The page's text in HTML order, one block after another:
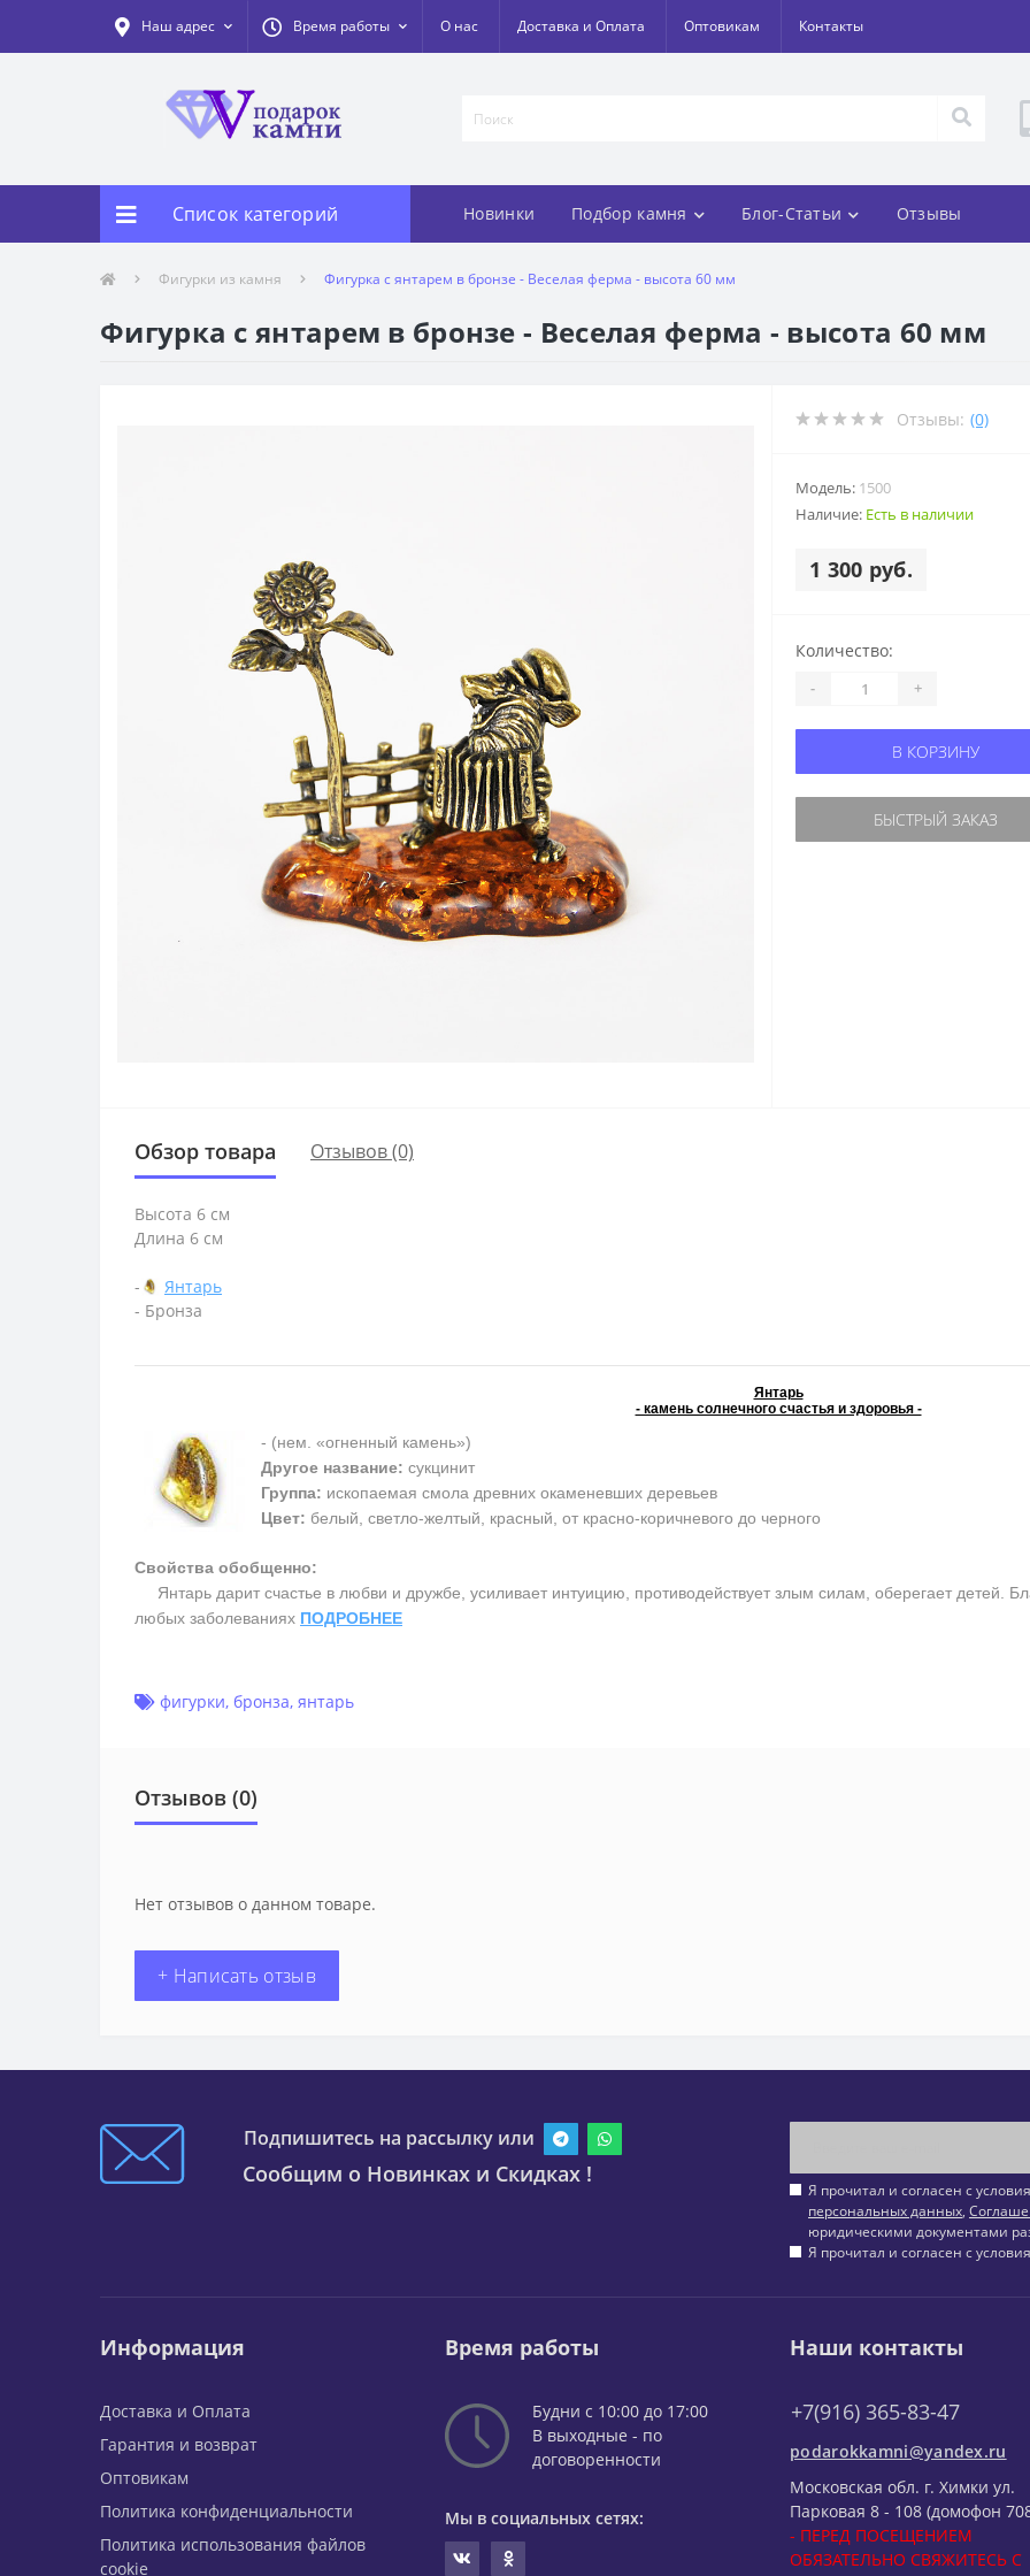
Наш адрес Время работы О нас Доставка и Оплата Оптовикам Контакты
Список категорий Новинки Подбор камня Блог-Статьи Отзывы
Фигурки из камня Фигурка с янтарем в бронзе - Веселая ферма - высота 60 мм
Фигурка с янтарем в бронзе - Веселая ферма - высота 60 мм
Отзывы: (0)
Модель: 1500
Наличие: Есть в наличии
1 300 руб.
Количество:
- +
В КОРЗИНУ
БЫСТРЫЙ ЗАКАЗ
Обзор товара Отзывов (0)
Высота 6 см
Длина 6 см
-
Янтарь
- Бронза
Янтарь
- камень солнечного счастья и здоровья -
- (нем. «огненный камень»)
Другое название: сукцинит
Группа: ископаемая смола древних окаменевших деревьев
Цвет: белый, светло-желтый, красный, от красно-коричневого до черного
Свойства обобщенно:
Янтарь дарит счастье в любви и дружбе, усиливает интуицию, противодействует злым силам, оберегает детей.
любых заболеваниях ПОДРОБНЕЕ
фигурки, бронза, янтарь
Отзывов (0)
Нет отзывов о данном товаре.
+ Написать отзыв
Подпишитесь на рассылку или
Сообщим о Новинках и Скидках !
Я прочитал и согласен с
персональных данных,
юридическими документами
Я прочитал и согласен с
Информация
Доставка и Оплата
Гарантия и возврат
Оптовикам
Политика конфиденциальности
Политика использования файлов
cookie
Время работы
Будни с 10:00 до 17:00
В выходные - по
договоренности
Мы в социальных сетях:
Наши контакты
+7(916) 365-83-47
podarokkamni@yandex.ru
Московская обл. г. Химки ул.
Парковая 8 - 108 (домофон
- ПЕРЕД ПОСЕЩЕНИЕМ
ОБЯЗАТЕЛЬНО СВЯЖИТЕСЬ С